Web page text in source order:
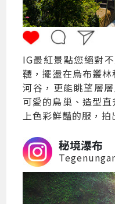
IG最紅景點您絕對
韆，擺盪在烏布叢
河谷，更能眺望層
可愛的鳥巢、造型
上色彩鮮豔的服，
秘境瀑布